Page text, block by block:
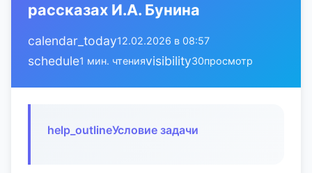
рассказах И.А. Бунина
calendar_today12.02.2026 в 08:57
schedule1 мин. чтенияvisibility30просмотр
help_outlineУсловие задачи